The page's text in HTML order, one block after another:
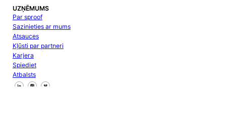
UZŅĒMUMS
Par sproof
Sazinieties ar mums
Atsauces
Kļūsti par partneri
Karjera
Spiediet
Atbalsts
Sekojiet mums Facebook
Sekojiet mums X
Sekojiet mums LinkedIn